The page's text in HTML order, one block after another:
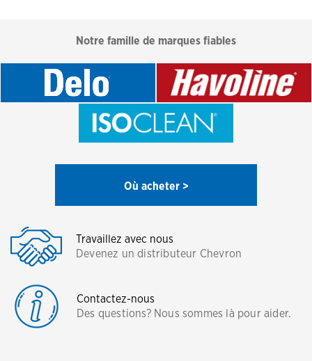
Notre famille de marques fiables
Où acheter >
Travaillez avec nous
Devenez un distributeur Chevron
Contactez-nous
Des questions? Nous sommes là pour aider.